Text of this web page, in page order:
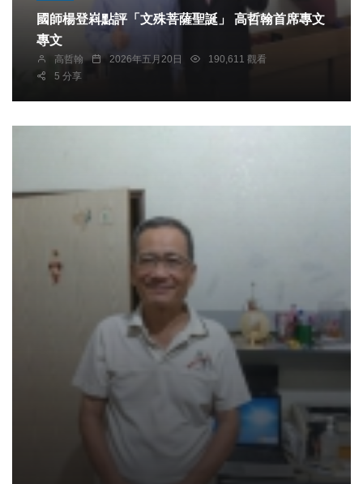
國師楊登嵙點評「文殊菩薩聖誕」 高哲翰首席專文
專文
高哲翰 2026年五月20日
190,611 觀看
5 分享